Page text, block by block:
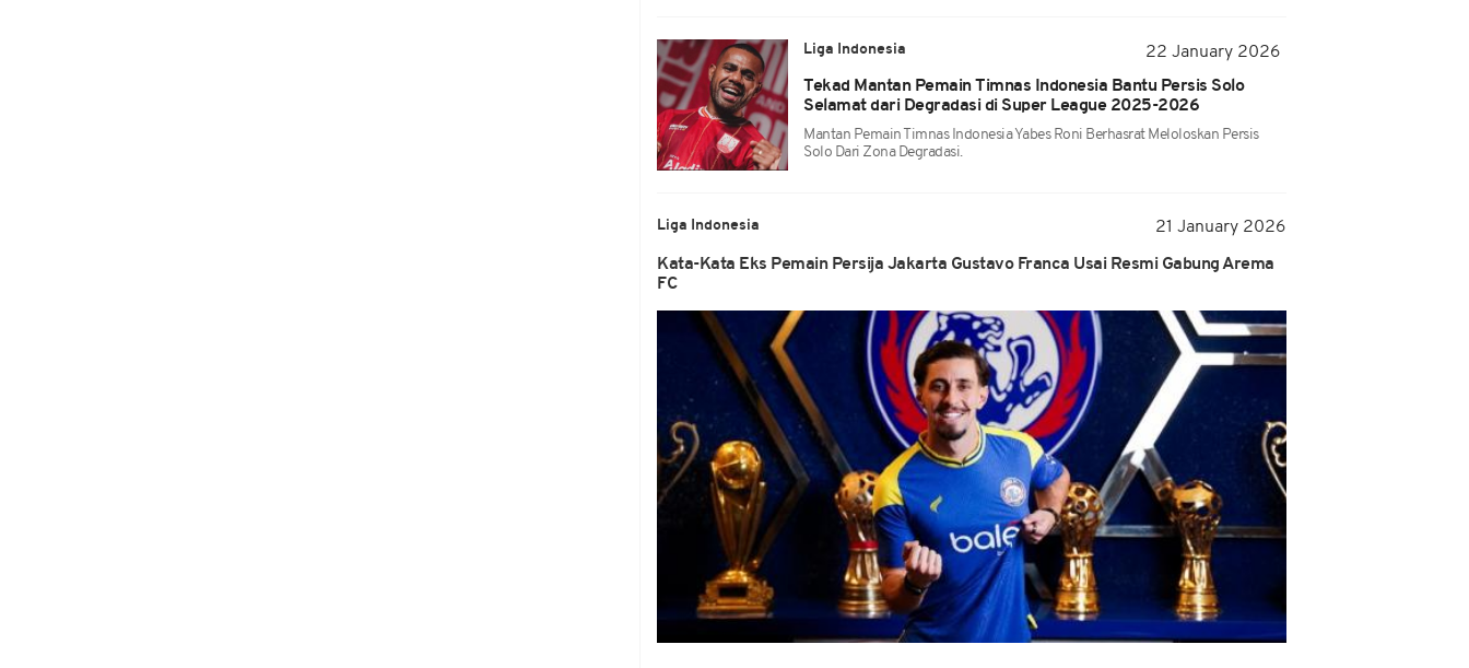
Liga Indonesia
22 January 2026
Tekad Mantan Pemain Timnas Indonesia Bantu Persis Solo
Selamat dari Degradasi di Super League 2025-2026
Mantan Pemain Timnas Indonesia Yabes Roni Berhasrat Meloloskan Persis
Solo Dari Zona Degradasi.
Liga Indonesia 21 January 2026
Kata-Kata Eks Pemain Persija Jakarta Gustavo Franca Usai Resmi Gabung Arema
FC